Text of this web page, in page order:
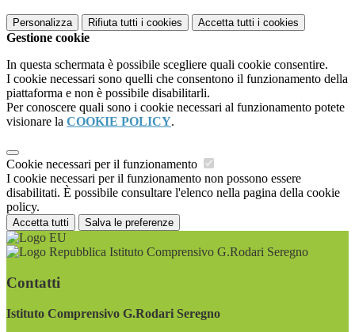
Personalizza Rifiuta tutti i cookies Accetta tutti i cookies
Gestione cookie
In questa schermata è possibile scegliere quali cookie consentire.
I cookie necessari sono quelli che consentono il funzionamento della
piattaforma e non è possibile disabilitarli.
Per conoscere quali sono i cookie necessari al funzionamento potete
visionare la COOKIE POLICY.
Cookie necessari per il funzionamento
I cookie necessari per il funzionamento non possono essere
disabilitati. È possibile consultare l'elenco nella pagina della cookie
policy.
Accetta tutti Salva le preferenze
Istituto Comprensivo G.Rodari Seregno
Contatti
Istituto Comprensivo G.Rodari Seregno